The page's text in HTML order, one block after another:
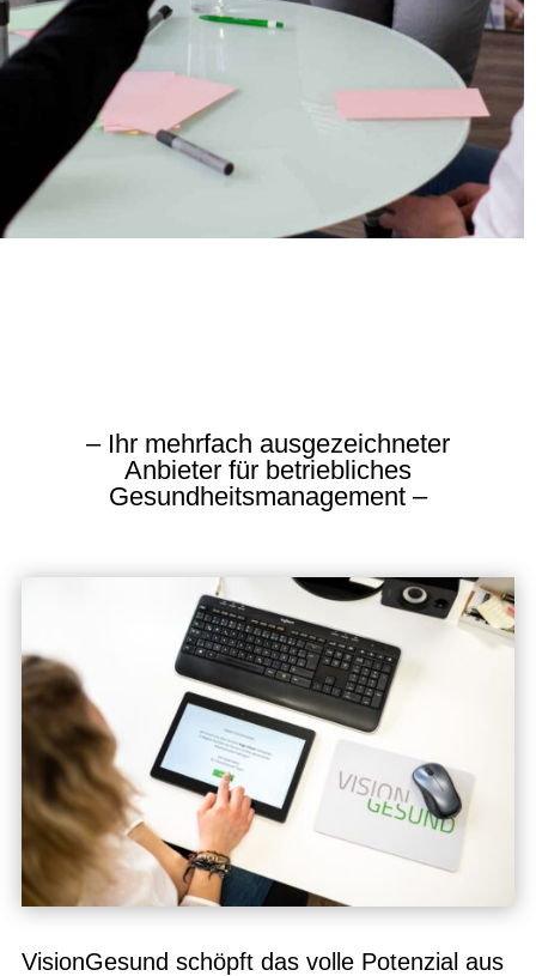
– Ihr mehrfach ausgezeichneter
Anbieter für betriebliches
Gesundheitsmanagement –
VisionGesund schöpft das volle Potenzial aus